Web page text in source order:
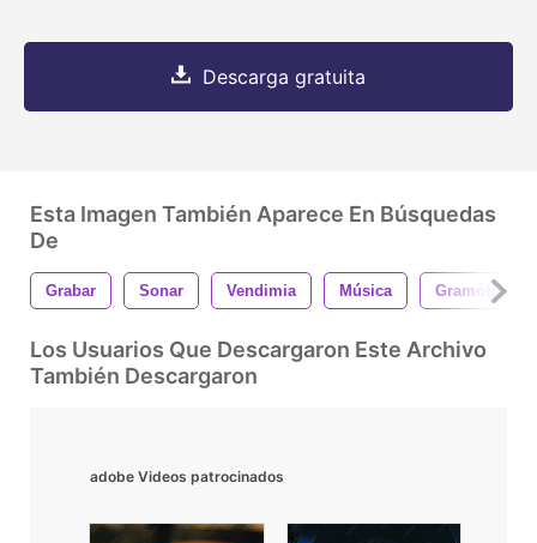
Descarga gratuita
Esta Imagen También Aparece En Búsquedas
De
Grabar Sonar Vendimia Música Gramófono
Los Usuarios Que Descargaron Este Archivo
También Descargaron
adobe Videos patrocinados